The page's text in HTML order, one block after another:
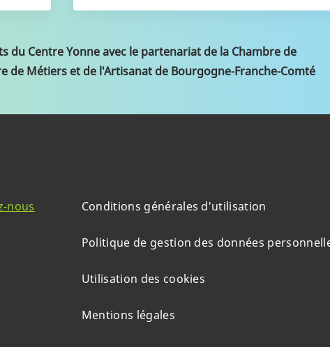
du Centre Yonne avec le partenariat de la Chambre de
de Métiers et de l'Artisanat de Bourgogne-Franche-Comté
nous Conditions générales d'utilisation
Politique de gestion des données
Utilisation des cookies
Mentions légales